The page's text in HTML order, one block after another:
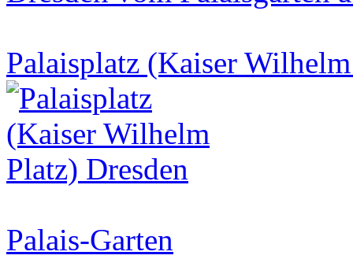
Palaisplatz (Kaiser
Palais-Garten